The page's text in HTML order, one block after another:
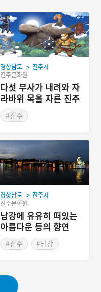
경상남도 > 진주시
진주문화원
다섯 무사가 내려와 자
라바위 목을 자른 진주
오무마을
#진주
#진주 지명유래
경상남도 > 진주시
진주문화원
남강에 유유히 떠있는
아름다운 등의 향연
'진주남강유등축제'
#진주
#남강
#경상남도 축제